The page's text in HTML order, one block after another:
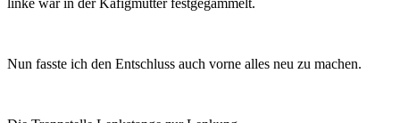
linke war in der Käfigmutter festgegammelt.
Nun fasste ich den Entschluss auch vorne alles neu zu machen.